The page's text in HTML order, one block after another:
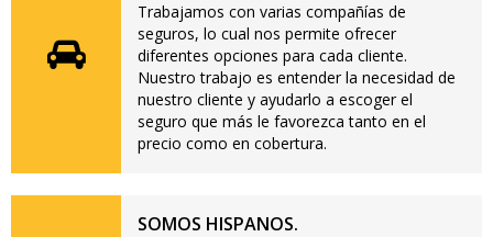
Trabajamos con varias compañías de
seguros, lo cual nos permite ofrecer
diferentes opciones para cada cliente.
Nuestro trabajo es entender la necesidad de
nuestro cliente y ayudarlo a escoger el
seguro que más le favorezca tanto en el
precio como en cobertura.
SOMOS HISPANOS.